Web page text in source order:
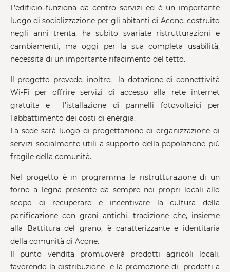
L’edificio funziona da centro servizi ed è un importante
luogo di socializzazione per gli abitanti di Acone, costruito
negli anni trenta, ha subito svariate ristrutturazioni e
cambiamenti, ma oggi per la sua completa usabilità,
necessita di un importante rifacimento del tetto.
Il progetto prevede, inoltre, la dotazione di connettività
Wi-Fi per offrire servizi di accesso alla rete internet
gratuita e l’istallazione di pannelli fotovoltaici per
l'abbattimento dei costi di energia.
La sede sarà luogo di progettazione di organizzazione di
servizi socialmente utili a supporto della popolazione più
fragile della comunità.
Nel progetto è in programma la ristrutturazione di un
forno a legna presente da sempre nei propri locali allo
scopo di recuperare e incentivare la cultura della
panificazione con grani antichi, tradizione che, insieme
alla Battitura del grano, è caratterizzante e identitaria
della comunità di Acone.
Il punto vendita promuoverà prodotti agricoli locali,
favorendo la distribuzione e la promozione di prodotti a